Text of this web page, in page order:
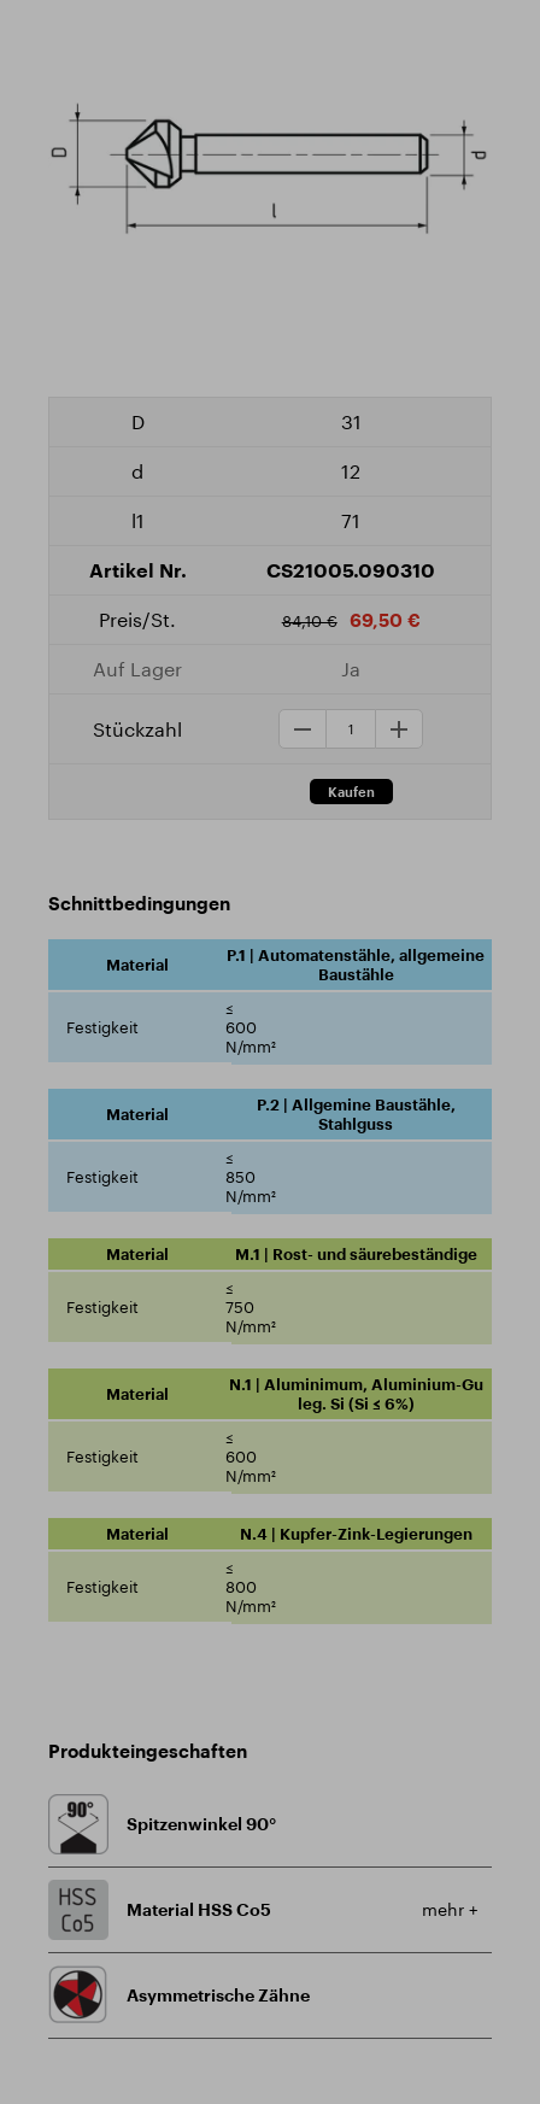
31
12
71
CS21005.090310
84,10 € 69,50 €
Ja
Schnittbedingungen
P.1 | Automatenstähle, allgemeine
Baustähle
≤
600
N/mm²
P.2 | Allgemine Baustähle,
Stahlguss
≤
850
N/mm²
M.1 | Rost- und säurebeständige
≤
750
N/mm²
N.1 | Aluminimum, Aluminium-Gu
leg. Si (Si ≤ 6%)
≤
600
N/mm²
N.4 | Kupfer-Zink-Legierungen
≤
800
N/mm²
Produkteingeschaften
Spitzenwinkel 90°
Material HSS Co5 mehr +
Asymmetrische Zähne